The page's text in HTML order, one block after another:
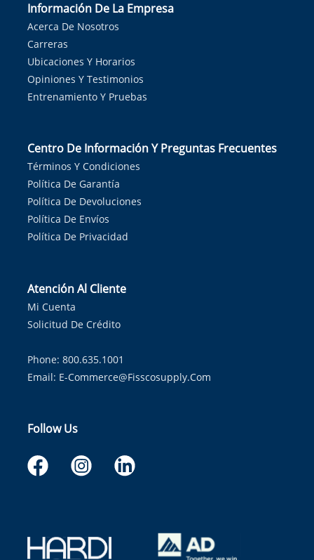
Información De La Empresa
Acerca De Nosotros
Carreras
Ubicaciones Y Horarios
Opiniones Y Testimonios
Entrenamiento Y Pruebas
Centro De Información Y Preguntas Frecuentes
Términos Y Condiciones
Política De Garantía
Política De Devoluciones
Política De Envíos
Política De Privacidad
Atención Al Cliente
Mi Cuenta
Solicitud De Crédito
Phone: 800.635.1001
Email: E-Commerce@fisscosupply.com
Follow Us